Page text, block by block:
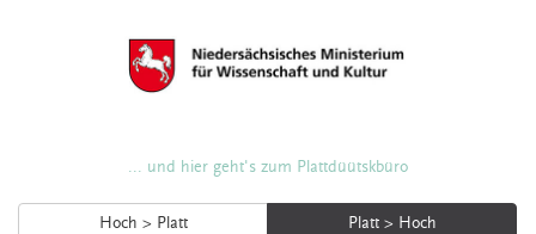
... und hier geht's zum Plattdüütskbüro
Hoch > Platt Platt > Hoch